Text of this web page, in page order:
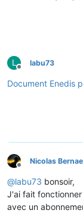
L
Offline
labu73
Document Enedis
Offline
Nicolas
@labu73 bonsoir,
J'ai fait
avec un